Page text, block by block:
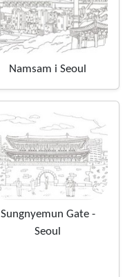
Namsam i Seoul
Sungnyemun Gate -
Seoul